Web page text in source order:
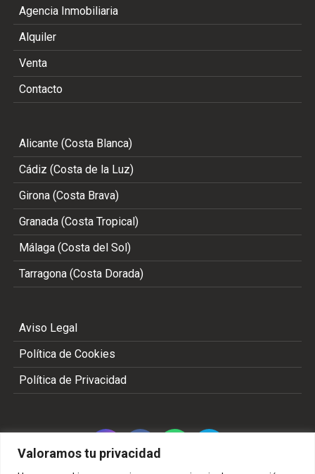
Valoramos tu privacidad
Agencia Inmobiliaria
Alquiler
Venta
Contacto
Alicante (Costa Blanca)
Cádiz (Costa de la Luz)
Girona (Costa Brava)
Granada (Costa Tropical)
Málaga (Costa del Sol)
Tarragona (Costa Dorada)
Aviso Legal
Política de Cookies
Política de Privacidad